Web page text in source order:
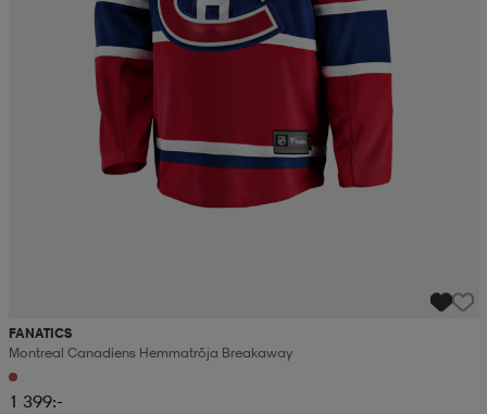
FANATICS
Montreal Canadiens Hemmatröja Breakaway
1 399:-